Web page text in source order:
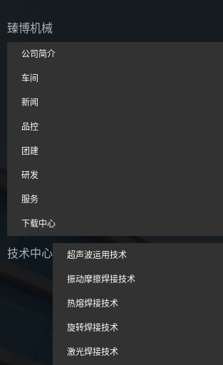
臻博机械
公司简介
车间
新闻
品控
团建
研发
服务
下载中心
技术中心 超声波运用技术
振动摩擦焊接技术
热熔焊接技术
旋转焊接技术
激光焊接技术